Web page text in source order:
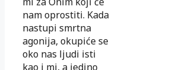
nam oprostiti. Kada
nastupi smrtna
agonija, okupiće se
oko nas ljudi isti
kao i mi, a jedino